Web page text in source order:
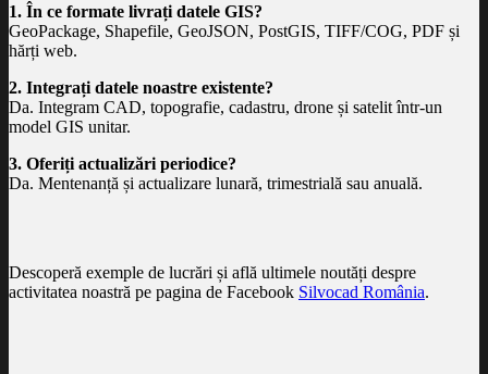
1. În ce formate livrați datele GIS?
GeoPackage, Shapefile, GeoJSON, PostGIS, TIFF/COG, PDF și
hărți web.
2. Integrați datele noastre existente?
Da. Integram CAD, topografie, cadastru, drone și satelit într-un
model GIS unitar.
3. Oferiți actualizări periodice?
Da. Mentenanță și actualizare lunară, trimestrială sau anuală.
Descoperă exemple de lucrări și află ultimele noutăți despre
activitatea noastră pe pagina de Facebook Silvocad România.